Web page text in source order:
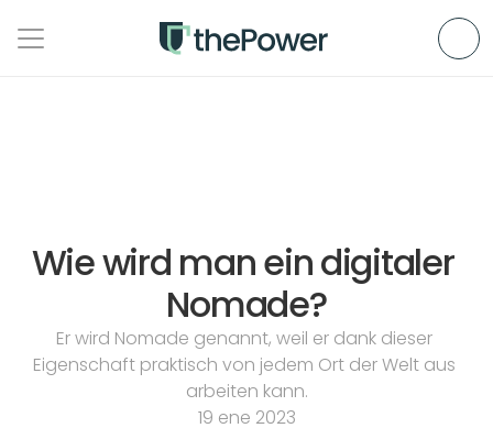
Wie wird man ein digitaler
Nomade?
Er wird Nomade genannt, weil er dank dieser
Eigenschaft praktisch von jedem Ort der Welt aus
arbeiten kann.
19 ene 2023